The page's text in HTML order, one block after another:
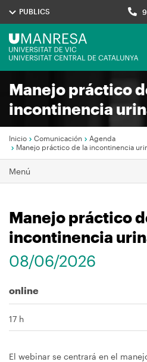
principal
Menú
UManresa
PUBLICS
Navegació
principal
Manejo práctico
incontinencia
Sobrescribir
enlaces
ayuda
a
la
navegación
Inicio Comunicación
Agenda
Manejo práctico de la incontinencia
Menú
Manejo práctico
incontinencia
08/06/2026
online
17 h
El webinar se centrará en el